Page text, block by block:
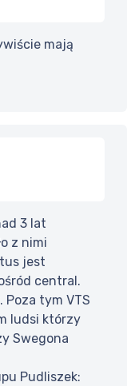
mają
3 lat
z nimi
jest
central.
tym VTS
ludsi którzy
Swegona
Pudliszek: